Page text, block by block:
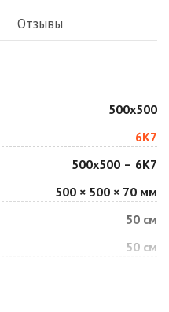
Цена по запросу
Белая
Цена по запросу
Отзывы
500х500
6К7
500х500 – 6К7
500 × 500 × 70 мм
50 см
50 см